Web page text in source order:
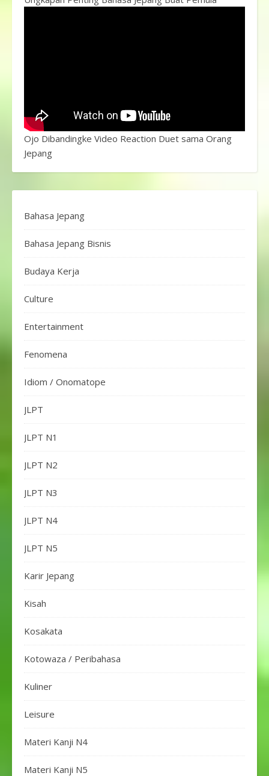
Ojo Dibandingke Video Reaction Duet sama Orang
Jepang
Bahasa Jepang
Bahasa Jepang Bisnis
Budaya Kerja
Culture
Entertainment
Fenomena
Idiom / Onomatope
JLPT
JLPT N1
JLPT N2
JLPT N3
JLPT N4
JLPT N5
Karir Jepang
Kisah
Kosakata
Kotowaza / Peribahasa
Kuliner
Leisure
Materi Kanji N4
Materi Kanji N5